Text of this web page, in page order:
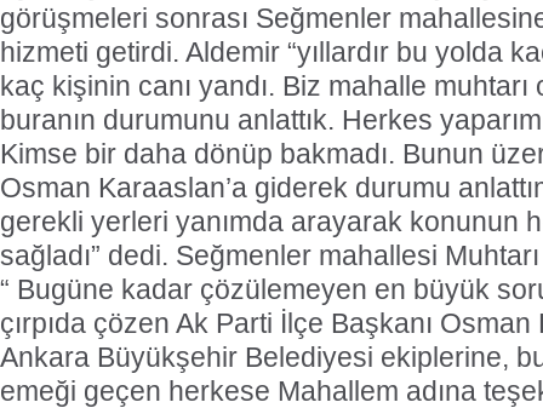
görüşmeleri sonrası Seğmenler
hizmeti getirdi. Aldemir “yıllardır bu yolda
kaç kişinin canı yandı. Biz mahalle
buranın durumunu anlattık. Herkes
Kimse bir daha dönüp bakmadı. Bunun
Osman Karaaslan’a giderek durumu
gerekli yerleri yanımda arayarak konunun
sağladı” dedi. Seğmenler mahallesi
“ Bugüne kadar çözülemeyen en büyük
çırpıda çözen Ak Parti İlçe Başkanı Osman
Ankara Büyükşehir Belediyesi ekiplerine,
emeği geçen herkese Mahallem adına